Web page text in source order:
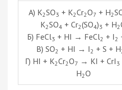
А) K2SO3 + K2Cr2O7 + H2
K2SO4 + Cr2(SO4)3 + H2
Б) FeCl3 + HI → FeCl2 + I 2
В) SO2 + HI → I 2 + S + H
Г) HI + K2Cr2O7 → KI + CrI 3
H2O